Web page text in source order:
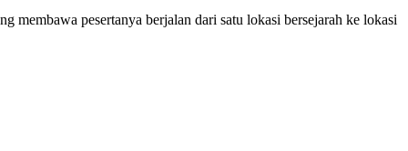
membawa pesertanya berjalan dari satu lokasi bersejarah ke lokasi